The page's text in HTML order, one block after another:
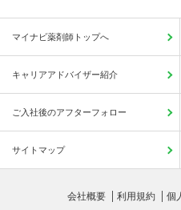
マイナビ薬剤師トップへ
キャリアアドバイザー紹介
ご入社後のアフターフォロー
サイトマップ
会社概要 利用規約 個